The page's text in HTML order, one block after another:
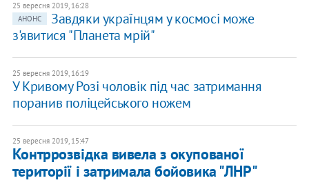
25 вересня 2019, 16:28
АНОНС
Завдяки українцям у космосі може
з'явитися "Планета мрій"
25 вересня 2019, 16:19
У Кривому Розі чоловік під час затримання
поранив поліцейського ножем
25 вересня 2019, 15:47
Контррозвідка вивела з окупованої
території і затримала бойовика "ЛНР"